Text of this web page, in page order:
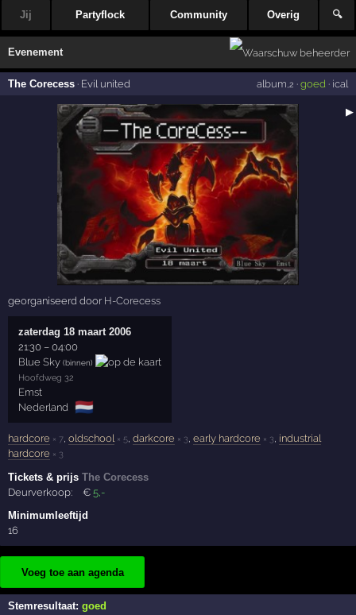
Jij Partyflock Community Overig 🔍
Evenement
The Corecess · Evil united album ,2 · goed· ical
▶
georganiseerd door H-Corecess
zaterdag 18 maart 2006
21:30 –04:00
Blue Sky (binnen)
Hoofdweg 32
Emst
Nederland 🇳🇱
hardcore × 7,oldschool × 5,darkcore × 3,early hardcore × 3, industrial
hardcore × 3
Tickets & prijsThe Corecess
Deurverkoop:
€5 ,-
Minimumleeftijd
16
Voeg toe aan agenda
Stemresultaat:goed